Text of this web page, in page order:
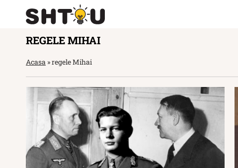
REGELE MIHAI
Acasa »regele Mihai